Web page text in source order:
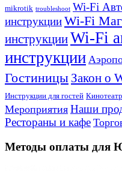
mikrotik troubleshoot Wi-Fi
инструкцииWi-Fi
инструкцииWi-Fi
инструкции
Гостиницы Закон о
Инструкции для гостей
Мероприятия Наши
Рестораны и кафе
Методы оплаты для